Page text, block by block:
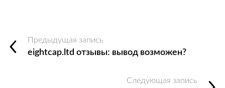
Предыдущая запись
eightcap.ltd отзывы: вывод возможен?
Следующая запись